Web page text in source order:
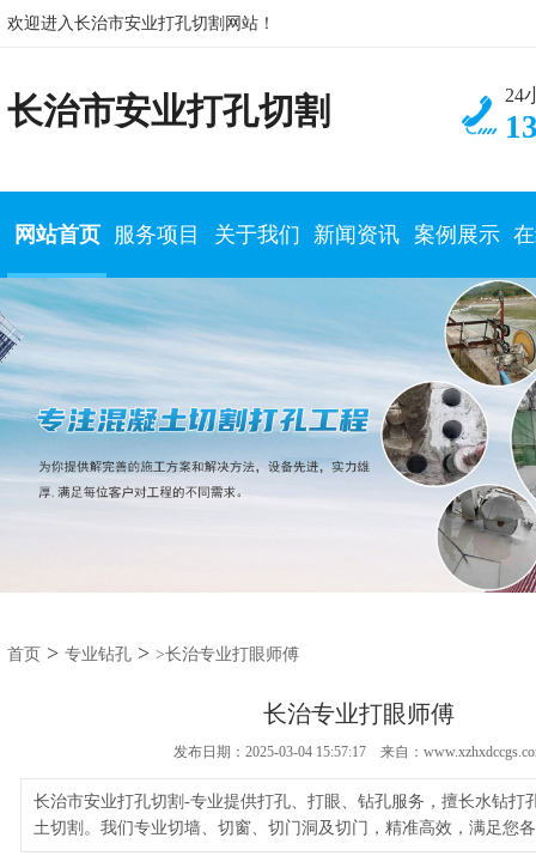
欢迎进入长治市安业打孔切割网站！
长治市安业打孔切割 24
网站首页 服务项目 关于我们 新闻资讯 案例展示
首页 > 专业钻孔 > >长治专业打眼师傅
长治专业打眼师傅
发布日期：2025-03-04 15:57:17 来自：
长治市安业打孔切割-专业提供打孔、打眼、钻孔服务，擅长水钻打
土切割。我们专业切墙、切窗、切门洞及切门，精准高效，满足您